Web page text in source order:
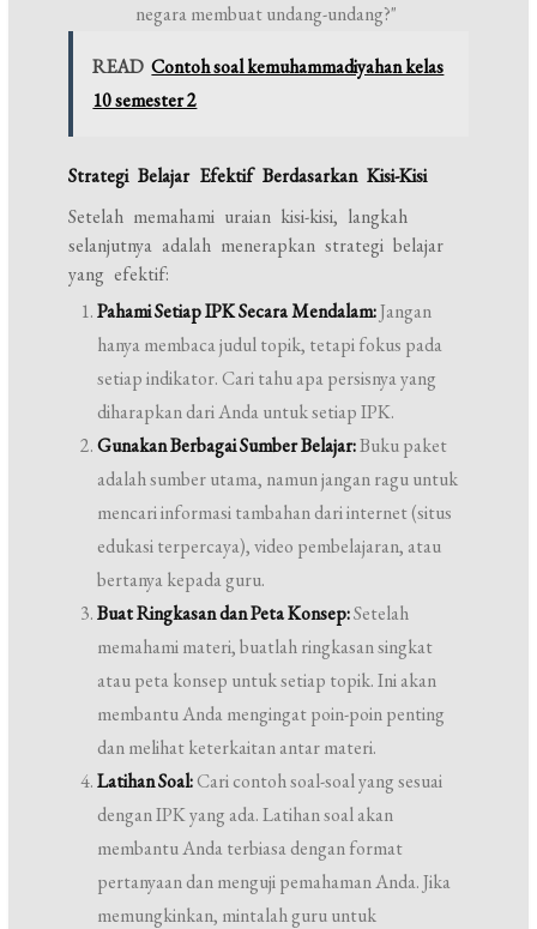
negara membuat undang-undang?"
READ Contoh soal kemuhammadiyahan kelas
10 semester 2
Strategi Belajar Efektif Berdasarkan Kisi-Kisi
Setelah memahami uraian kisi-kisi, langkah
selanjutnya adalah menerapkan strategi belajar
yang efektif:
Pahami Setiap IPK Secara Mendalam:Jangan
hanya membaca judul topik, tetapi fokus pada
setiap indikator. Cari tahu apa persisnya yang
diharapkan dari Anda untuk setiap IPK.
Gunakan Berbagai Sumber Belajar:Buku paket
adalah sumber utama, namun jangan ragu untuk
mencari informasi tambahan dari internet (situs
edukasi terpercaya), video pembelajaran, atau
bertanya kepada guru.
Buat Ringkasan dan Peta Konsep:Setelah
memahami materi, buatlah ringkasan singkat
atau peta konsep untuk setiap topik. Ini akan
membantu Anda mengingat poin-poin penting
dan melihat keterkaitan antar materi.
Latihan Soal:Cari contoh soal-soal yang sesuai
dengan IPK yang ada. Latihan soal akan
membantu Anda terbiasa dengan format
pertanyaan dan menguji pemahaman Anda. Jika
memungkinkan, mintalah guru untuk